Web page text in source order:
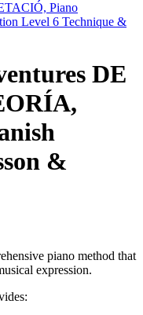
Piano
Level 6 Technique &
DE
&
piano method that
expression.